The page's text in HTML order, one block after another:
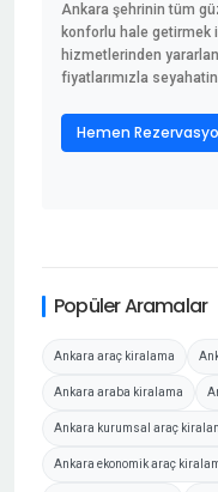
Ankara şehrinin tüm
konforlu hale getirmek
hizmetlerinden
fiyatlarımızla
Hemen
Popüler Aramalar
Ankara araç kiralama
Ankara araba kiralama
Ankara kurumsal araç
Ankara ekonomik araç